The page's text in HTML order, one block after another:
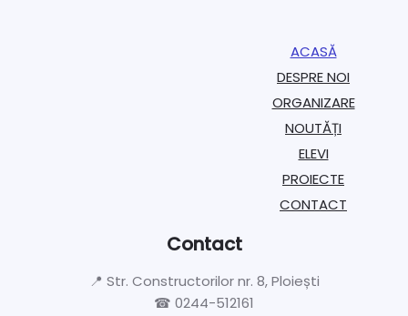
ACASĂ
DESPRE NOI
ORGANIZARE​
NOUTĂȚI
ELEVI
PROIECTE​
CONTACT
Contact
📍 Str. Constructorilor nr. 8, Ploiești
☎ 0244-512161